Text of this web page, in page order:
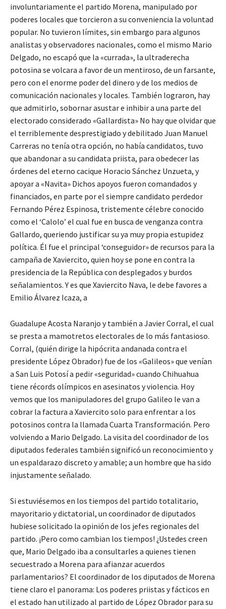
involuntariamente el partido Morena, manipulado por
poderes locales que torcieron a su conveniencia la voluntad
popular. No tuvieron límites, sin embargo para algunos
analistas y observadores nacionales, como el mismo Mario
Delgado, no escapó que la «currada», la ultraderecha
potosina se volcara a favor de un mentiroso, de un farsante,
pero con el enorme poder del dinero y de los medios de
comunicación nacionales y locales. También lograron, hay
que admitirlo, sobornar asustar e inhibir a una parte del
electorado considerado «Gallardista» No hay que olvidar que
el terriblemente desprestigiado y debilitado Juan Manuel
Carreras no tenía otra opción, no había candidatos, tuvo
que abandonar a su candidata priista, para obedecer las
órdenes del eterno cacique Horacio Sánchez Unzueta, y
apoyar a «Navita» Dichos apoyos fueron comandados y
financiados, en parte por el siempre candidato perdedor
Fernando Pérez Espinosa, tristemente célebre conocido
como el ‘Calolo’ el cual fue en busca de venganza contra
Gallardo, queriendo justificar su ya muy propia estupidez
política. Él fue el principal ‘conseguidor» de recursos para la
campaña de Xaviercito, quien hoy se pone en contra la
presidencia de la República con desplegados y burdos
señalamientos. Y es que Xaviercito Nava, le debe favores a
Emilio Álvarez Icaza, a
Guadalupe Acosta Naranjo y también a Javier Corral, el cual
se presta a mamotretos electorales de lo más fantasioso.
Corral, (quién dirige la hipócrita andanada contra el
presidente López Obrador) fue de los «Galileos» que venían
a San Luis Potosí a pedir «seguridad» cuando Chihuahua
tiene récords olímpicos en asesinatos y violencia. Hoy
vemos que los manipuladores del grupo Galileo le van a
cobrar la factura a Xaviercito solo para enfrentar a los
potosinos contra la llamada Cuarta Transformación. Pero
volviendo a Mario Delgado. La visita del coordinador de los
diputados federales también significó un reconocimiento y
un espaldarazo discreto y amable; a un hombre que ha sido
injustamente señalado.
Si estuviésemos en los tiempos del partido totalitario,
mayoritario y dictatorial, un coordinador de diputados
hubiese solicitado la opinión de los jefes regionales del
partido. ¡Pero como cambian los tiempos! ¿Ustedes creen
que, Mario Delgado iba a consultarles a quienes tienen
secuestrado a Morena para afianzar acuerdos
parlamentarios? El coordinador de los diputados de Morena
tiene claro el panorama: Los poderes priistas y fácticos en
el estado han utilizado al partido de López Obrador para su